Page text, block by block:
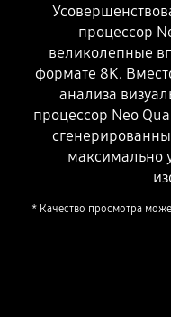
процессор
великолепные
формате 8K.
анализа
процессор Neo
максимально
* Качество просмотра